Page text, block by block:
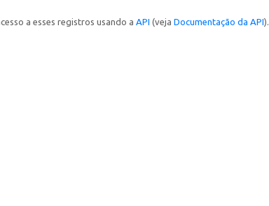
a esses registros usando a API (veja Documentação da API).